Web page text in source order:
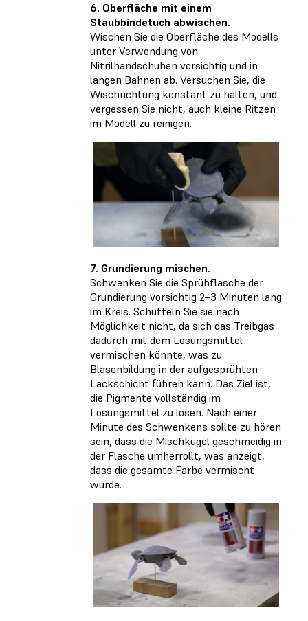
6. Oberfläche mit einem
Staubbindetuch abwischen.
Wischen Sie die Oberfläche des Modells
unter Verwendung von
Nitrilhandschuhen vorsichtig und in
langen Bahnen ab. Versuchen Sie, die
Wischrichtung konstant zu halten, und
vergessen Sie nicht, auch kleine Ritzen
im Modell zu reinigen.
7. Grundierung mischen.
Schwenken Sie die Sprühflasche der
Grundierung vorsichtig 2–3 Minuten lang
im Kreis. Schütteln Sie sie nach
Möglichkeit nicht, da sich das Treibgas
dadurch mit dem Lösungsmittel
vermischen könnte, was zu
Blasenbildung in der aufgesprühten
Lackschicht führen kann. Das Ziel ist,
die Pigmente vollständig im
Lösungsmittel zu lösen. Nach einer
Minute des Schwenkens sollte zu hören
sein, dass die Mischkugel geschmeidig in
der Flasche umherrollt, was anzeigt,
dass die gesamte Farbe vermischt
wurde.